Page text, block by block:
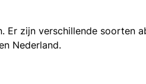
zijn verschillende soorten
Nederland.